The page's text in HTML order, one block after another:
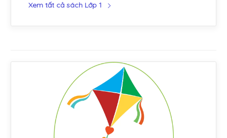
Xem tất cả sách Lớp 1